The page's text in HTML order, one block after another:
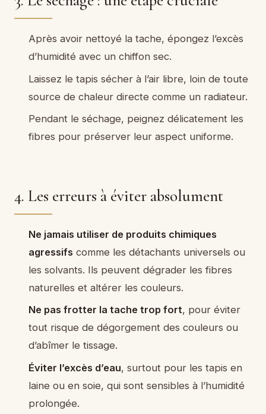
Après avoir nettoyé la tache, épongez l’excès
d’humidité avec un chiffon sec.
Laissez le tapis sécher à l’air libre, loin de toute
source de chaleur directe comme un radiateur.
Pendant le séchage, peignez délicatement les
fibres pour préserver leur aspect uniforme.
4. Les erreurs à éviter absolument
Ne jamais utiliser de produits chimiques
agressifs comme les détachants universels ou
les solvants. Ils peuvent dégrader les fibres
naturelles et altérer les couleurs.
Ne pas frotter la tache trop fort, pour éviter
tout risque de dégorgement des couleurs ou
d’abîmer le tissage.
Éviter l’excès d’eau, surtout pour les tapis en
laine ou en soie, qui sont sensibles à l’humidité
prolongée.